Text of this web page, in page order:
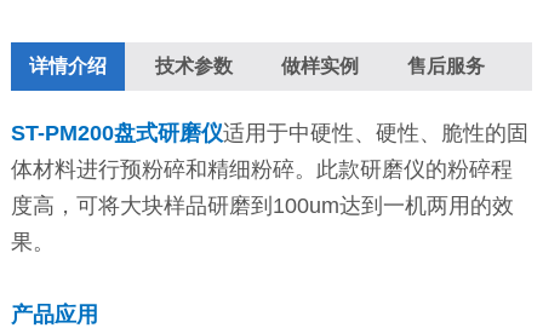
详情介绍 技术参数 做样实例 售后服务
ST-PM200盘式研磨仪适用于中硬性、硬性、脆性的固
体材料进行预粉碎和精细粉碎。此款研磨仪的粉碎程
度高，可将大块样品研磨到100um达到一机两用的效
果。
产品应用